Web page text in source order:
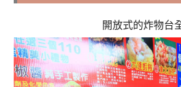
開放式的炸物台